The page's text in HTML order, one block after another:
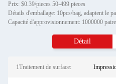
Prix: $0.39/pieces 50-499 pieces
Détails d'emballage: 10pcs/bag, adaptent le
Capacité d'approvisionnement: 1000000
Détail
1Traitement de surface: